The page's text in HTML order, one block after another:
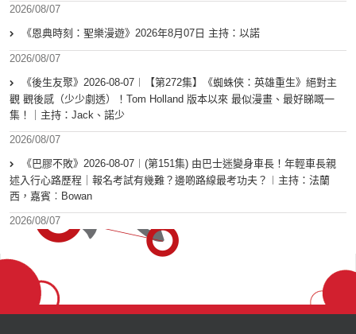
2026/08/07
《恩典時刻：聖樂漫遊》2026年8月07日 主持：以諾
2026/08/07
《後生友聚》2026-08-07︱【第272集】《蜘蛛俠：英雄重生》絕對主
觀 觀後感（少少劇透）！Tom Holland 版本以來 最似漫畫、最好睇嘅一
集！｜主持：Jack、諾少
2026/08/07
《巴膠不敗》2026-08-07︱(第151集) 由巴士迷變身車長！年輕車長親
述入行心路歷程｜報名考試有幾難？邊啲路線最考功夫？︱主持：法蘭
西，嘉賓︰Bowan
2026/08/07